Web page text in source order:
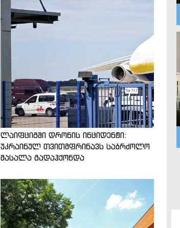
ლაიფციგში დრონის ინციდენტი:
უკრაინულ თვითმფრინავს საბრძოლო
მასალა გადაჰქონდა